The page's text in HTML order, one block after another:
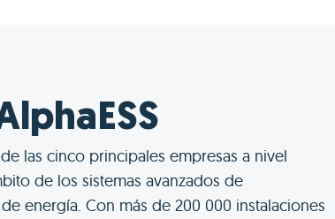
de las cinco principales empresas a nivel
de los sistemas avanzados de
energía. Con más de 200 000 instalaciones